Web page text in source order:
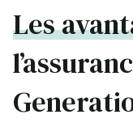
Les